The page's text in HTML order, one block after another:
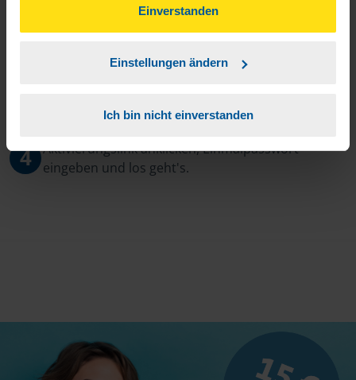
können Sie der Verwendung von Cookies, gemäß
unserer
Einverstanden
Einstellungen ändern
Ich bin nicht einverstanden
2 Sie bekommen eine E-Mail mit Ihren Zugangsdaten
4
Aktivierungslink anklicken, Einmalpasswort
eingeben und los geht's.